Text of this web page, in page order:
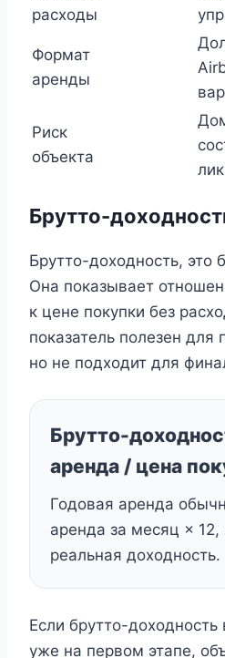
расходы
Формат
аренды
Риск
объекта
Брутто-
Брутто-доходность, это
Она показывает
к цене покупки без
показатель полезен для
но не подходит для
Брутто-
аренда / цена
Годовая аренда
аренда за месяц ×
реальная доходность.
Если брутто-доходность
уже на первом этапе,